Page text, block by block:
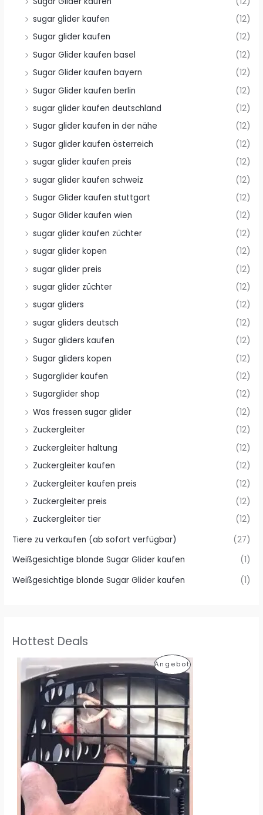
sugar glider kaufen
(12)
Sugar glider kaufen
(12)
Sugar Glider kaufen basel
(12)
Sugar Glider kaufen bayern
(12)
Sugar Glider kaufen berlin
(12)
sugar glider kaufen deutschland
(12)
Sugar glider kaufen in der nähe
(12)
Sugar glider kaufen österreich
(12)
sugar glider kaufen preis
(12)
sugar glider kaufen schweiz
(12)
Sugar Glider kaufen stuttgart
(12)
Sugar Glider kaufen wien
(12)
sugar glider kaufen züchter
(12)
sugar glider kopen
(12)
sugar glider preis
(12)
sugar glider züchter
(12)
sugar gliders
(12)
sugar gliders deutsch
(12)
Sugar gliders kaufen
(12)
Sugar gliders kopen
(12)
Sugarglider kaufen
(12)
Sugarglider shop
(12)
Was fressen sugar glider
(12)
Zuckergleiter
(12)
Zuckergleiter haltung
(12)
Zuckergleiter kaufen
(12)
Zuckergleiter kaufen preis
(12)
Zuckergleiter preis
(12)
Zuckergleiter tier
(12)
Tiere zu verkaufen (ab sofort verfügbar)
(27)
Weißgesichtige blonde Sugar Glider kaufen
(1)
Weißgesichtige blonde Sugar Glider kaufen
(1)
Hottest Deals
AngebotP
O
U
T